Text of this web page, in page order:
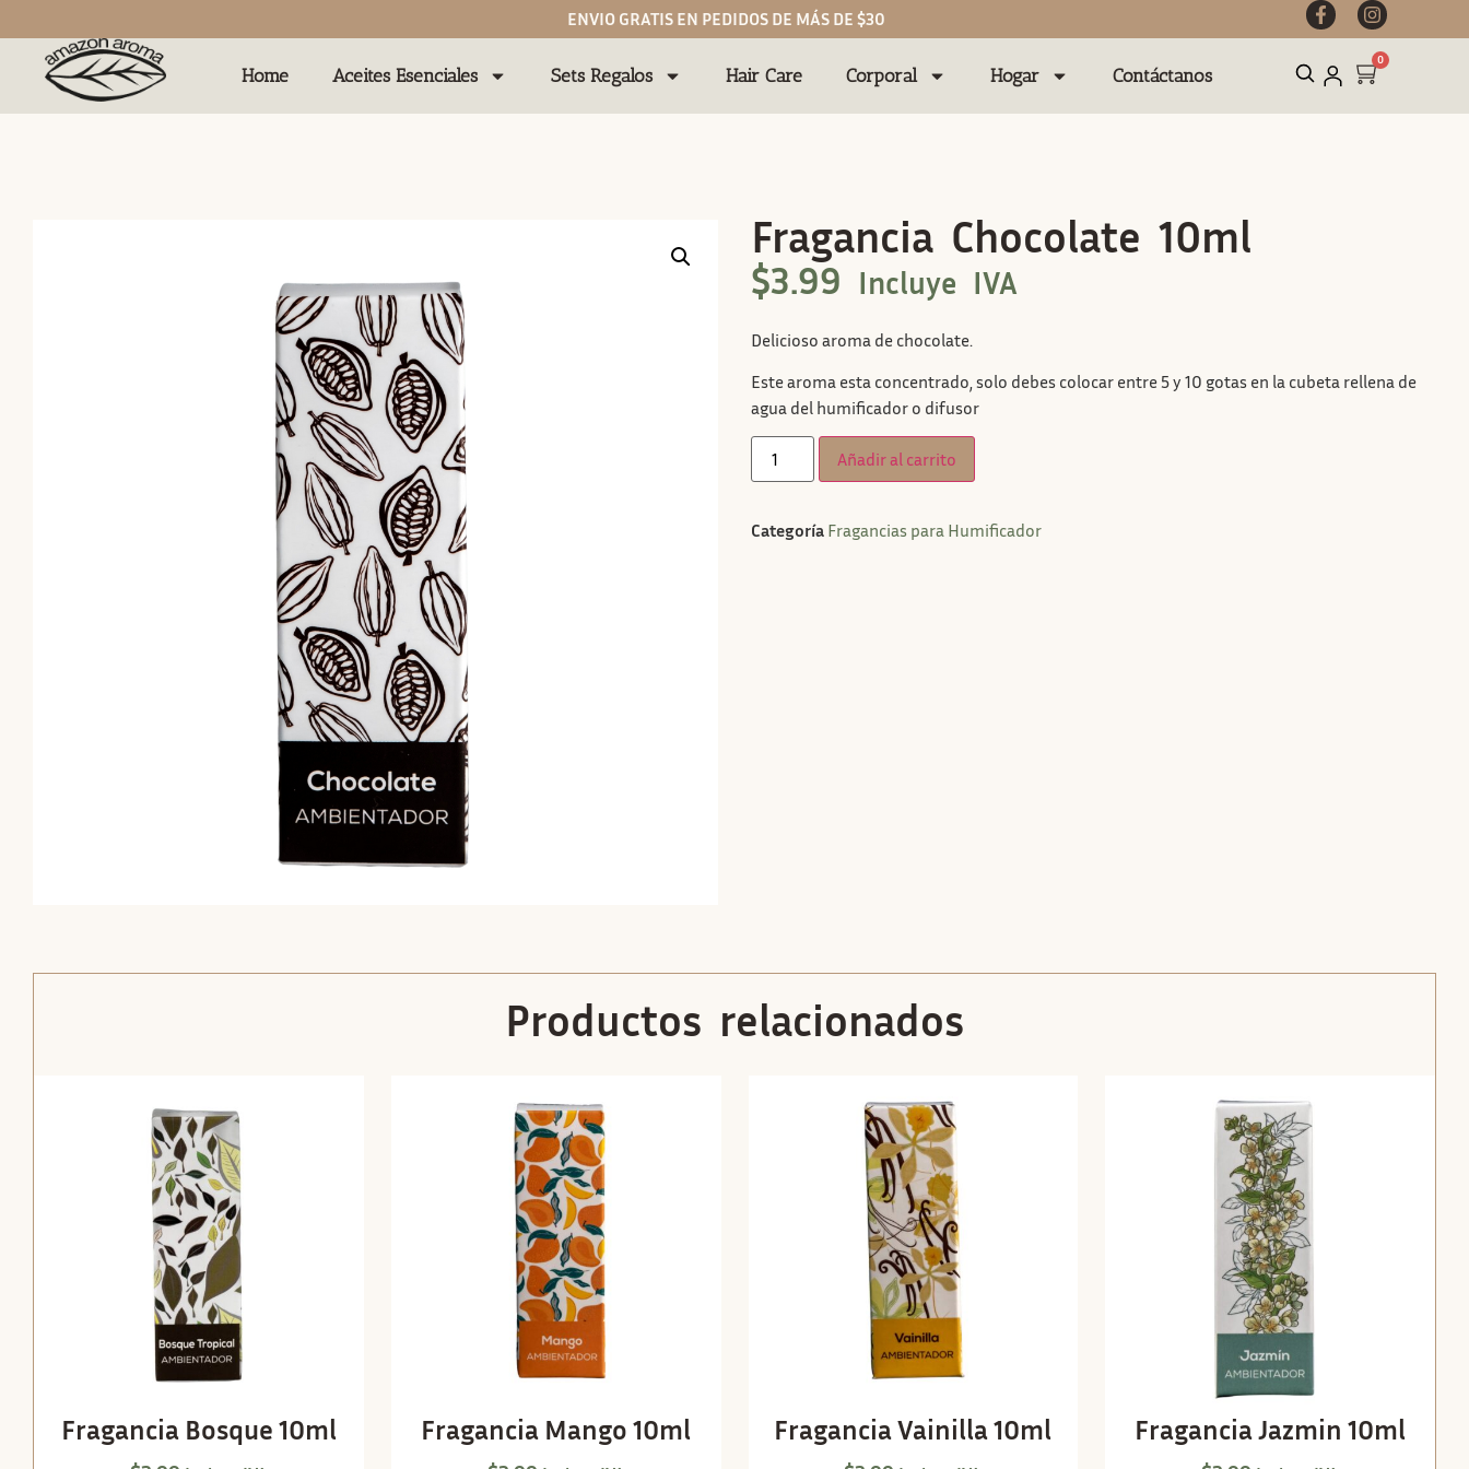
ENVIO GRATIS EN PEDIDOS DE MÁS DE $30
Home Aceites Esenciales Sets Regalos Hair Care Corporal Hogar Contáctanos
0
Fragancia Chocolate 10ml
$3.99 Incluye IVA
Delicioso aroma de chocolate.
Este aroma esta concentrado, solo debes colocar entre 5 y 10 gotas en la cubeta rellena de
agua del humificador o difusor
Añadir al carrito
Categoría Fragancias para Humificador
Productos relacionados
Fragancia Bosque 10ml Fragancia Mango 10ml Fragancia Vainilla 10ml Fragancia Jazmin 10ml